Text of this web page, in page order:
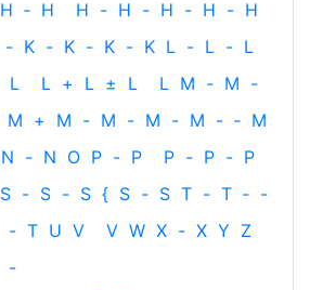
H ‐ H H - H - H - H - H
- K - K - K - K L - L - L
L L + L ± L L M - M -
M + M - M - M - M - ‐ M
N - N O P - P P - P - P
S - S - S { S - S T - T ‐ -
- T U V V W X - X Y Z
-